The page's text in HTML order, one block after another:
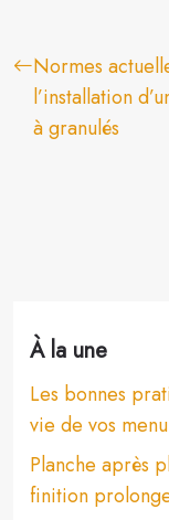
Normes
l’installation
à granulés
À la une
Les bonnes
vie de vos
Planche après
finition